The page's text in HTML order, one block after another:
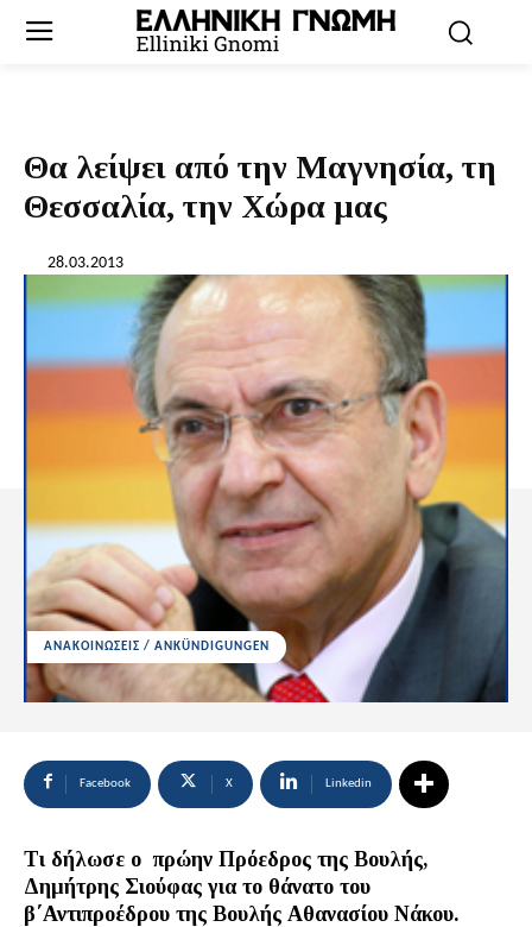
Θα λείψει από την Μαγνησία, τη
Θεσσαλία, την Χώρα μας
28.03.2013
ΑΝΑΚΟΙΝΩΣΕΙΣ / ANKÜNDIGUNGEN
Facebook X Linkedin
Τι δήλωσε ο πρώην Πρόεδρος της Βουλής,
Δημήτρης Σιούφας για το θάνατο του
β΄Αντιπροέδρου της Βουλής Αθανασίου Νάκου.